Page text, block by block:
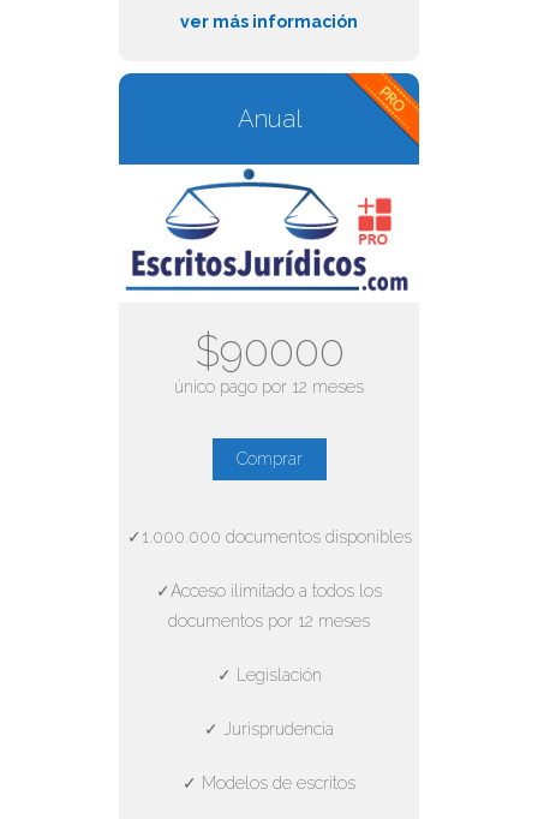
ver más información
Anual
$90000
único pago por 12 meses
Comprar
✓1.000.000 documentos disponibles
✓Acceso ilimitado a todos los
documentos por 12 meses
✓ Legislación
✓ Jurisprudencia
✓ Modelos de escritos